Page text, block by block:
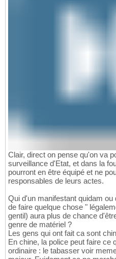
Clair, direct on pense qu'on va
surveillance d'Etat, et dans la
pourront en être équipé et ne
responsables de leurs actes.
Qui d'un manifestant quidam
de faire quelque chose "
gentil) aura plus de chance
genre de matériel ?
Les gens qui ont fait ca sont
En chine, la police peut faire ce
ordinaire : le tabasser voir